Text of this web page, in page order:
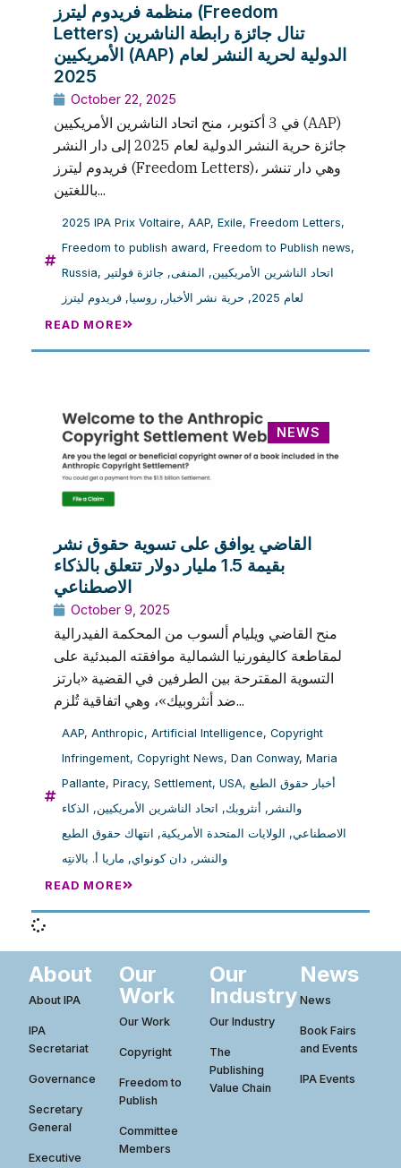
منظمة فريدوم ليترز (Freedom
Letters) تنال جائزة رابطة الناشرين
الأمريكيين (AAP) الدولية لحرية النشر لعام
2025
October 22, 2025
في 3 أكتوبر، منح اتحاد الناشرين الأمريكيين (AAP)
جائزة حرية النشر الدولية لعام 2025 إلى دار النشر
فريدوم ليترز (Freedom Letters)، وهي دار تنشر
باللغتين...
2025 IPA Prix Voltaire, AAP, Exile, Freedom Letters,
Freedom to publish award, Freedom to Publish news,
Russia, اتحاد الناشرين الأمريكيين, المنفى, جائزة فولتير
لعام 2025
, حرية نشر الأخبار , روسيا, فريدوم ليترز
READ MORE
NEWS
القاضي يوافق على تسوية حقوق نشر
بقيمة 1.5 مليار دولار تتعلق بالذكاء
الاصطناعي
October 9, 2025
منح القاضي ويليام ألسوب من المحكمة الفيدرالية
لمقاطعة كاليفورنيا الشمالية موافقته المبدئية على
التسوية المقترحة بين الطرفين في القضية «بارتز
ضد أنثروبيك»، وهي اتفاقية تُلزم...
AAP, Anthropic, Artificial Intelligence, Copyright
Infringement, Copyright News, Dan Conway, Maria
Pallante, Piracy, Settlement, USA, أخبار حقوق الطبع
والنشر , أنثروبك, اتحاد الناشرين الأمريكيين, الذكاء
الاصطناعي, الولايات المتحدة الأمريكية, انتهاك حقوق الطبع
والنشر , دان كونواي, ماريا أ. بالانتِه
READ MORE
About
About IPA
IPA
Secretariat
Governance
Secretary
General
Executive
Our
Work
Our Work
Copyright
Freedom to
Publish
Committee
Members
Our
Industry
Our Industry
The
Publishing
Value Chain
News
News
Book Fairs
and Events
IPA Events